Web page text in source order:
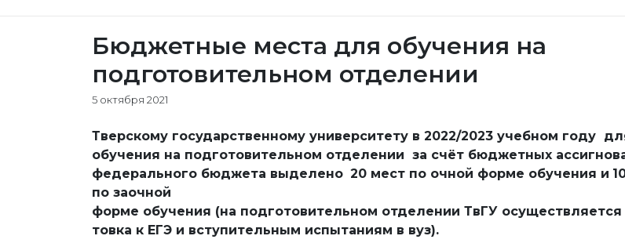
Бюджетные места для обучения на
подготовительном отделении
5 октября 2021
Тверскому государственному университету в 2022/2023 учебном году
обучения на подготовительном отделении за счёт бюджетных
федерального бюджета выделено 20 мест по очной форме обучения и
по заочной
форме обучения (на подготовительном отделении ТвГУ
товка к ЕГЭ и вступительным испытаниям в вуз).